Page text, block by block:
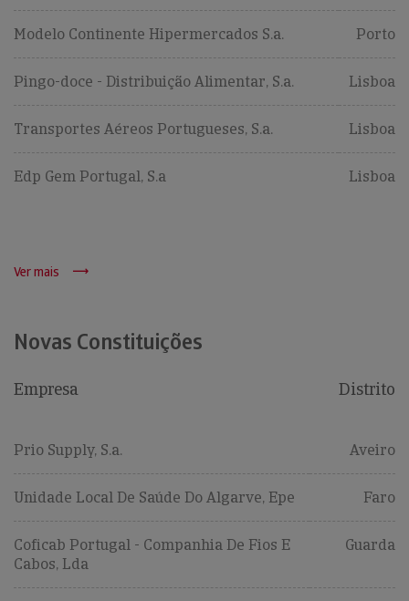
Modelo Continente Hipermercados S.a. Porto
Pingo-doce - Distribuição Alimentar, S.a. Lisboa
Transportes Aéreos Portugueses, S.a. Lisboa
Edp Gem Portugal, S.a Lisboa
Ver mais
Novas Constituições
Empresa Distrito
Prio Supply, S.a. Aveiro
Unidade Local De Saúde Do Algarve, Epe Faro
Coficab Portugal - Companhia De Fios E
Cabos, Lda
Guarda